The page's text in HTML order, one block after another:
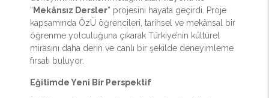
“ Mekânsız Dersler” projesini hayata geçirdi. Proje
kapsamında ÖzÜ öğrencileri, tarihsel ve mekânsal bir
öğrenme yolculuğuna çıkarak Türkiye’nin kültürel
mirasını daha derin ve canlı bir şekilde deneyimleme
fırsatı buluyor.
Eğitimde Yeni Bir Perspektif